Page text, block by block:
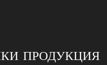
ПРОДУКЦИЯ